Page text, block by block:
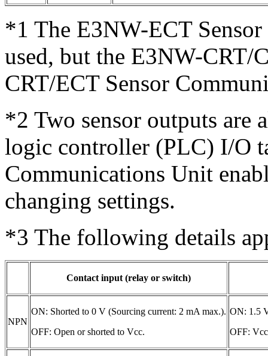
*1 The E3NW-ECT
used, but the E3NW-
CRT/ECT Sensor
*2 Two sensor outputs are
logic controller (PLC) I/O
Communications Unit
changing settings.
*3 The following details
Contact input (relay or switch)
NPN
ON: Shorted to 0 V (Sourcing current: 2 mA max.).
OFF: Open or shorted to Vcc.
ON: 1.5
OFF: